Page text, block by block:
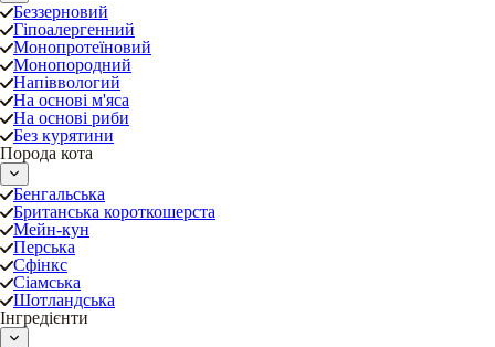
Беззерновий
Гіпоалергенний
Монопротеїновий
Монопородний
Напіввологий
На основі м'яса
На основі риби
Без курятини
Порода кота
Бенгальська
Британська короткошерста
Мейн-кун
Перська
Сфінкс
Сіамська
Шотландська
Інгредієнти